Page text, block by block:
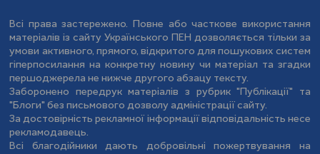
Всі права застережено. Повне або часткове використання
матеріалів із сайту Українського ПЕН дозволяється тільки за
умови активного, прямого, відкритого для пошукових систем
гіперпосилання на конкретну новину чи матеріал та згадки
першоджерела не нижче другого абзацу тексту.
Заборонено передрук матеріалів з рубрик "Публікації" та
"Блоги" без письмового дозволу адміністрації сайту.
За достовірність рекламної інформації відповідальність несе
рекламодавець.
Всі благодійники дають добровільні пожертвування на